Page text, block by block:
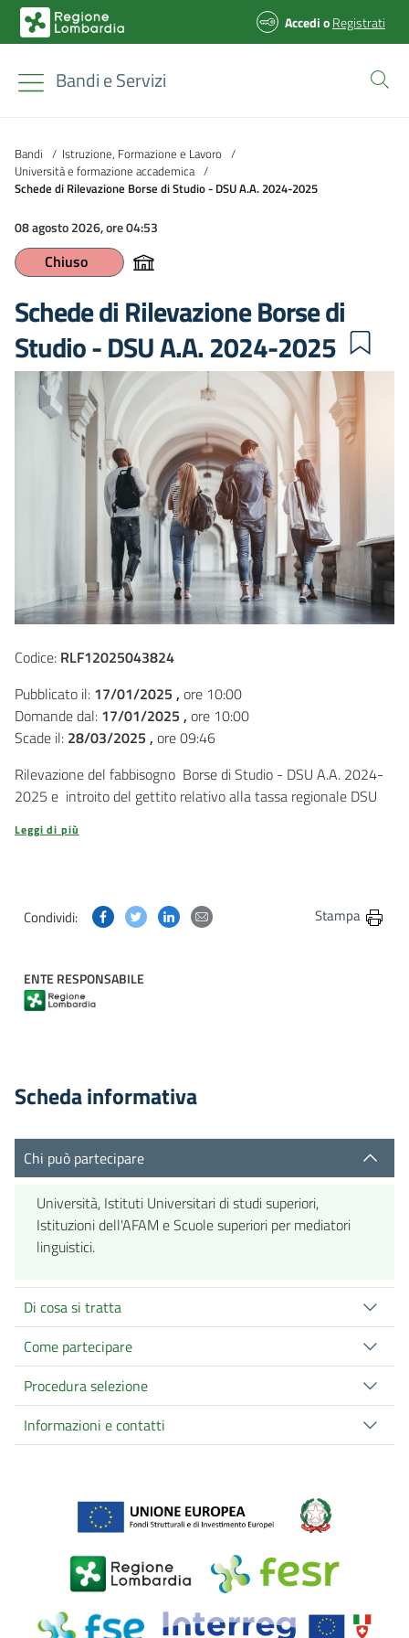
AccedioRegistrati
Bandi e Servizi
Bandi / Istruzione, Formazione e Lavoro /
Università e formazione accademica /
Schede di Rilevazione Borse di Studio - DSU A.A. 2024-2025
08 agosto 2026, ore 04:53
Chiuso
Schede di Rilevazione Borse di
Studio - DSU A.A. 2024-2025
Codice: RLF12025043824
Pubblicato il: 17/01/2025 , ore 10:00
Domande dal: 17/01/2025 , ore 10:00
Scade il: 28/03/2025 , ore 09:46
Rilevazione del fabbisogno Borse di Studio - DSU A.A. 2024-
2025 e introito del gettito relativo alla tassa regionale DSU
Leggi di più
Condividi: Condividi questa pagina su Facebook
Condividi questa pagina su Twitter
Condividi questa pagina su Linkedin
Condividi questa pagina via
Stampa
ENTE RESPONSABILE
Scheda informativa
Chi può partecipare
Università, Istituti Universitari di studi superiori,
Istituzioni dell'AFAM e Scuole superiori per mediatori
linguistici.
Di cosa si tratta
Come partecipare
Procedura selezione
Informazioni e contatti